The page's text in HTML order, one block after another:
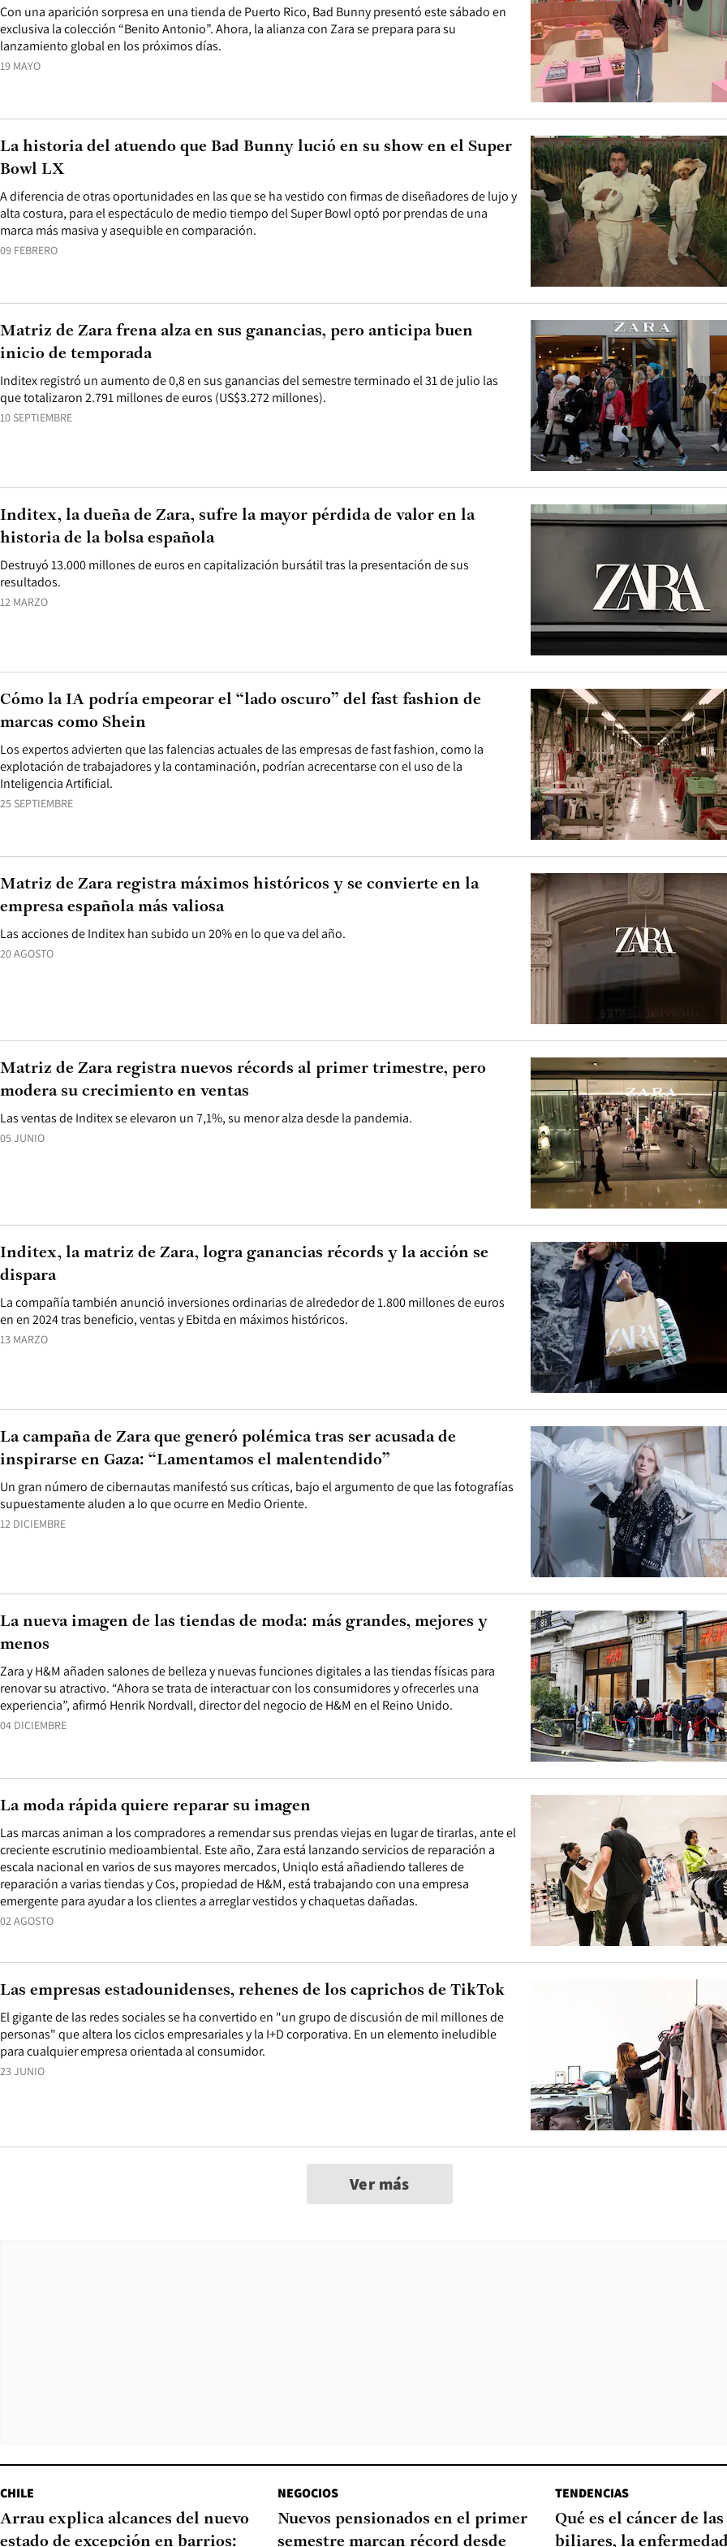
19 MAYO
Con una aparición sorpresa en una tienda de Puerto Rico, Bad Bunny presentó este sábado en
exclusiva la colección “Benito Antonio”. Ahora, la alianza con Zara se prepara para su
lanzamiento global en los próximos días.
09 FEBRERO
A diferencia de otras oportunidades en las que se ha vestido con firmas de diseñadores de lujo y
alta costura, para el espectáculo de medio tiempo del Super Bowl optó por prendas de una
marca más masiva y asequible en comparación.
La historia del atuendo que Bad Bunny lució en su show en el Super
Bowl LX
10 SEPTIEMBRE
Inditex registró un aumento de 0,8 en sus ganancias del semestre terminado el 31 de julio las
que totalizaron 2.791 millones de euros (US$3.272 millones).
Matriz de Zara frena alza en sus ganancias, pero anticipa buen
inicio de temporada
12 MARZO
Destruyó 13.000 millones de euros en capitalización bursátil tras la presentación de sus
resultados.
Inditex, la dueña de Zara, sufre la mayor pérdida de valor en la
historia de la bolsa española
25 SEPTIEMBRE
Los expertos advierten que las falencias actuales de las empresas de fast fashion, como la
explotación de trabajadores y la contaminación, podrían acrecentarse con el uso de la
Inteligencia Artificial.
Cómo la IA podría empeorar el “lado oscuro” del fast fashion de
marcas como Shein
20 AGOSTO
Las acciones de Inditex han subido un 20% en lo que va del año.
Matriz de Zara registra máximos históricos y se convierte en la
empresa española más valiosa
05 JUNIO
Las ventas de Inditex se elevaron un 7,1%, su menor alza desde la pandemia.
Matriz de Zara registra nuevos récords al primer trimestre, pero
modera su crecimiento en ventas
13 MARZO
La compañía también anunció inversiones ordinarias de alrededor de 1.800 millones de euros
en en 2024 tras beneficio, ventas y Ebitda en máximos históricos.
Inditex, la matriz de Zara, logra ganancias récords y la acción se
dispara
12 DICIEMBRE
Un gran número de cibernautas manifestó sus críticas, bajo el argumento de que las fotografías
supuestamente aluden a lo que ocurre en Medio Oriente.
La campaña de Zara que generó polémica tras ser acusada de
inspirarse en Gaza: “Lamentamos el malentendido”
04 DICIEMBRE
Zara y H&M añaden salones de belleza y nuevas funciones digitales a las tiendas físicas para
renovar su atractivo. “Ahora se trata de interactuar con los consumidores y ofrecerles una
experiencia”, afirmó Henrik Nordvall, director del negocio de H&M en el Reino Unido.
La nueva imagen de las tiendas de moda: más grandes, mejores y
menos
02 AGOSTO
Las marcas animan a los compradores a remendar sus prendas viejas en lugar de tirarlas, ante el
creciente escrutinio medioambiental. Este año, Zara está lanzando servicios de reparación a
escala nacional en varios de sus mayores mercados, Uniqlo está añadiendo talleres de
reparación a varias tiendas y Cos, propiedad de H&M, está trabajando con una empresa
emergente para ayudar a los clientes a arreglar vestidos y chaquetas dañadas.
La moda rápida quiere reparar su imagen
23 JUNIO
El gigante de las redes sociales se ha convertido en "un grupo de discusión de mil millones de
personas" que altera los ciclos empresariales y la I+D corporativa. En un elemento ineludible
para cualquier empresa orientada al consumidor.
Las empresas estadounidenses, rehenes de los caprichos de TikTok
Ver más
CHILE
Arrau explica alcances del nuevo
estado de excepción en barrios:
NEGOCIOS
Nuevos pensionados en el primer
semestre marcan récord desde
TENDENCIAS
Qué es el cáncer de
biliares, la